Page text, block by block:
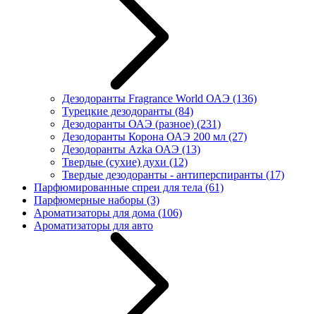
Дезодоранты Fragrance World ОАЭ (136)
Турецкие дезодоранты (84)
Дезодоранты ОАЭ (разное) (231)
Дезодоранты Корона ОАЭ 200 мл (27)
Дезодоранты Azka ОАЭ (13)
Твердые (сухие) духи (12)
Твердые дезодоранты - антиперспиранты (17)
Парфюмированные спреи для тела (61)
Парфюмерные наборы (3)
Ароматизаторы для дома (106)
Ароматизаторы для авто